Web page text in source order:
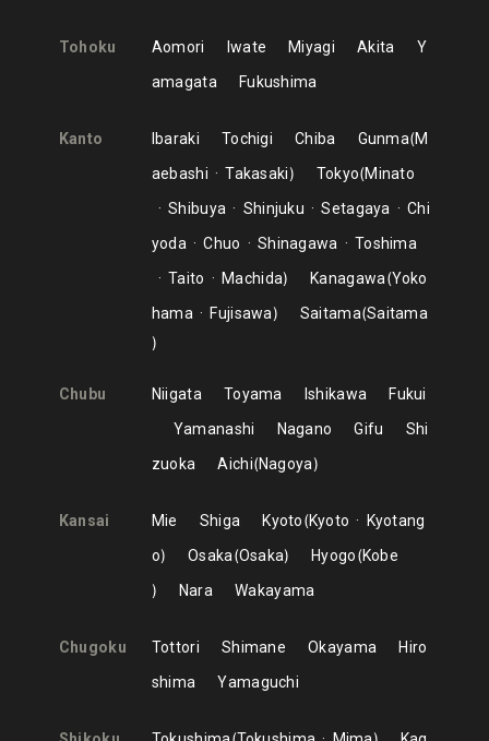
Tohoku Aomori Iwate Miyagi Akita
Y
amagata
Fukushima
Kanto Ibaraki Tochigi Chiba Gunma M
aebashi
Takasaki Tokyo Minato
Shibuya
Shinjuku Setagaya
Chi
yoda
Chuo Shinagawa
Toshima
Taito
Machida Kanagawa Yoko
hama
Fujisawa Saitama Saitama
Chubu Niigata Toyama Ishikawa
Fukui
Yamanashi
Nagano Gifu
Shi
zuoka
Aichi Nagoya
Kansai Mie Shiga Kyoto Kyoto
Kyotang
o
Osaka Osaka Hyogo Kobe
Nara
Wakayama
Chugoku Tottori Shimane Okayama
Hiro
shima
Yamaguchi